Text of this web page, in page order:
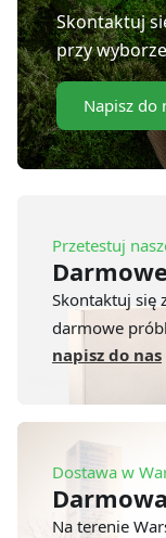
Skontaktuj
przy
Napisz do
Przetestuj
Skontaktuj się
darmowe
napisz do nas
Dostawa w
Na terenie